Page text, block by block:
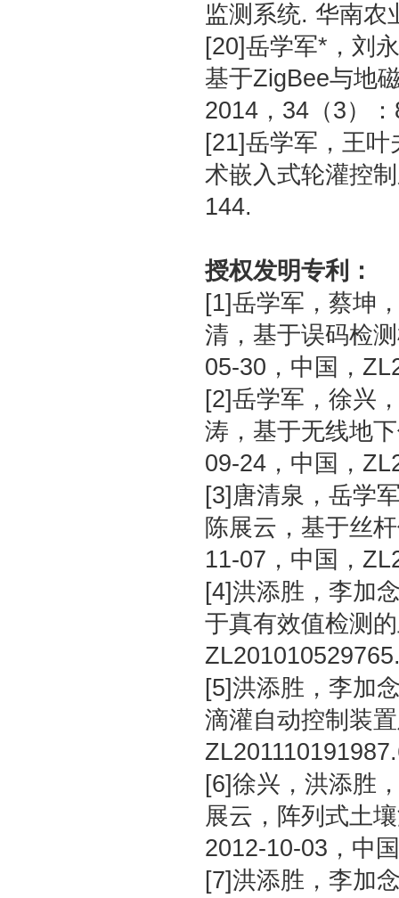
监测系统. 华南农
[20]岳学军*，刘
基于ZigBee与地
2014，34（3）
[21]岳学军，王
术嵌入式轮灌控
144.
授权发明专利：
[1]岳学军，蔡坤
清，基于误码检
05-30，中国，
[2]岳学军，徐兴
涛，基于无线地
09-24，中国，
[3]唐清泉，岳学
陈展云，基于丝
11-07，中国，
[4]洪添胜，李加
于真有效值检测
[5]洪添胜，李加
滴灌自动控制装
[6]徐兴，洪添胜
展云，阵列式土
2012-10-03，中
[7]洪添胜，李加